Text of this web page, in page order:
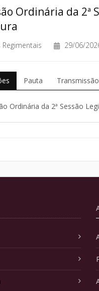
Ordinária da 2ª
Regimentais 29/06/
Pauta
Ordinária da 2ª Sessão